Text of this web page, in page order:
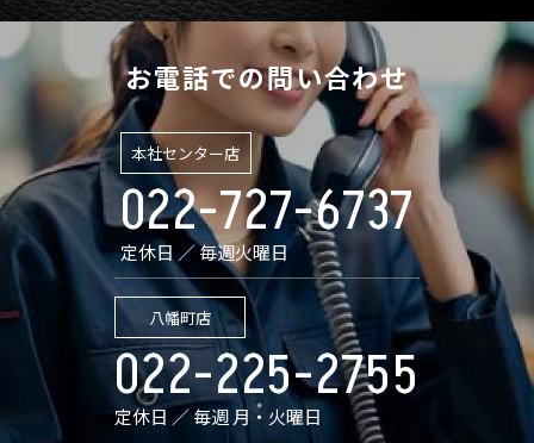
お電話での問い合わせ
本社センター店
022-727-6737
定休日 ／ 毎週火曜日
八幡町店
022-225-2755
定休日 ／ 毎週 月・火曜日